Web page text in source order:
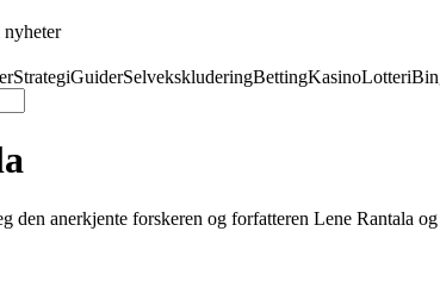
StrategiGuiderSelvekskluderingBettingKasinoLotteri
den anerkjente forskeren og forfatteren Lene Rantala